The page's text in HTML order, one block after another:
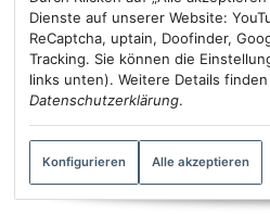
Dienste auf unserer Website:
ReCaptcha, uptain, Doofinder,
Tracking. Sie können die
links unten). Weitere Details
Datenschutzerklärung.
Konfigurieren Alle akzeptieren